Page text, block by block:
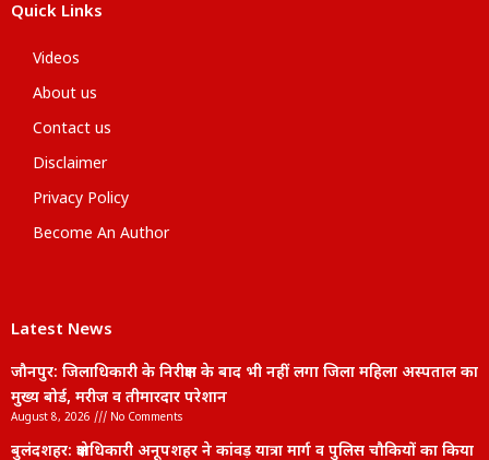
Quick Links
Videos
About us
Contact us
Disclaimer
Privacy Policy
Become An Author
Latest News
जौनपुर: जिलाधिकारी के निरीक्षण के बाद भी नहीं लगा जिला महिला अस्पताल का
मुख्य बोर्ड, मरीज व तीमारदार परेशान
August 8, 2026 No Comments
बुलंदशहर: क्षेत्राधिकारी अनूपशहर ने कांवड़ यात्रा मार्ग व पुलिस चौकियों का किया